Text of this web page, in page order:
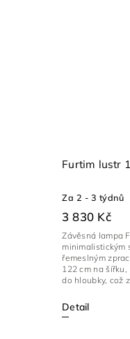
Furtim lustr
Za 2 - 3 týdnů
3 830 Kč
Detail
Závěsná lampa
minimalistickým
řemeslným
122 cm na
do hloubky, což